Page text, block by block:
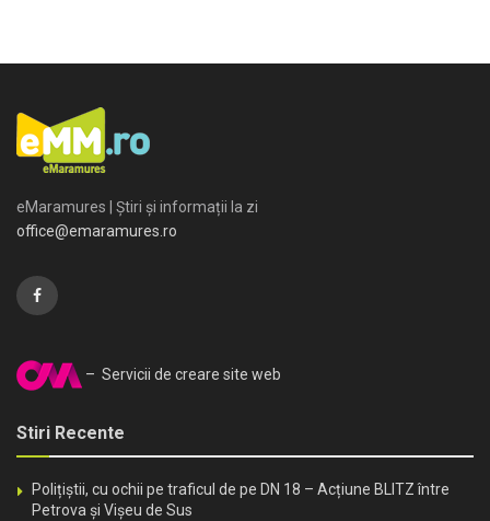
eMaramures | Știri și informații la zi
office@emaramures.ro
– Servicii de creare site web
Stiri Recente
Polițiștii, cu ochii pe traficul de pe DN 18 – Acțiune BLITZ între
Petrova și Vișeu de Sus